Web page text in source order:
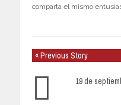
comparta el mismo
« Previous Story
19 de